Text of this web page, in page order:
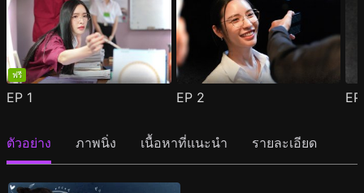
ฟรี
EP 1 EP 2
ตัวอย่าง ภาพนิ่ง เนื้อหาที่แนะนำ รายละเอียด